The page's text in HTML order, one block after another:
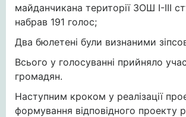
майданчикана території ЗОШ І-ІІІ
набрав 191 голос;
Два бюлетені були визнаними
Всього у голосуванні прийняло
громадян.
Наступним кроком у реалізації
формування відповідного проекту